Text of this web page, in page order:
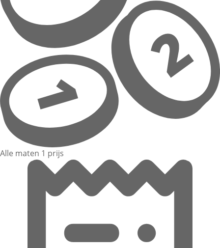
Alle maten 1 prijs